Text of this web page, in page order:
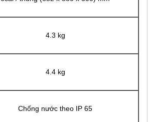
4.3 kg
4.4 kg
Chống nước theo IP 65